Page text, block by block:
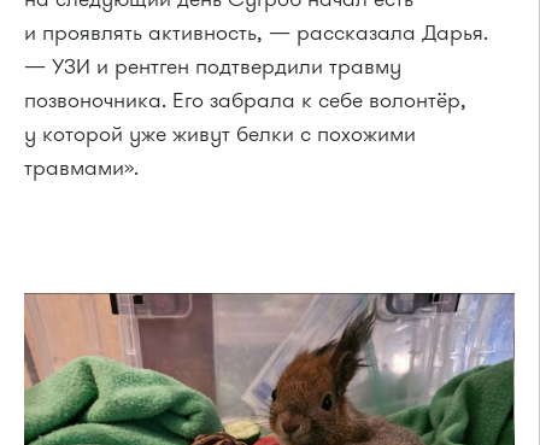
и проявлять активность, — рассказала Дарья.
— УЗИ и рентген подтвердили травму
позвоночника. Его забрала к себе волонтёр,
у которой уже живут белки с похожими
травмами».